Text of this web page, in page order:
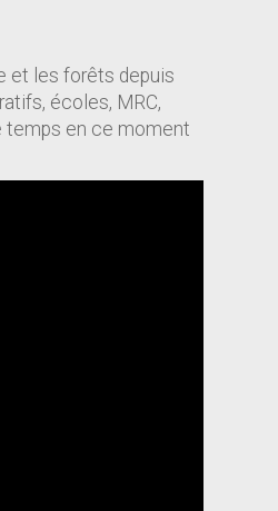
et les forêts depuis
écoles, MRC,
temps en ce moment